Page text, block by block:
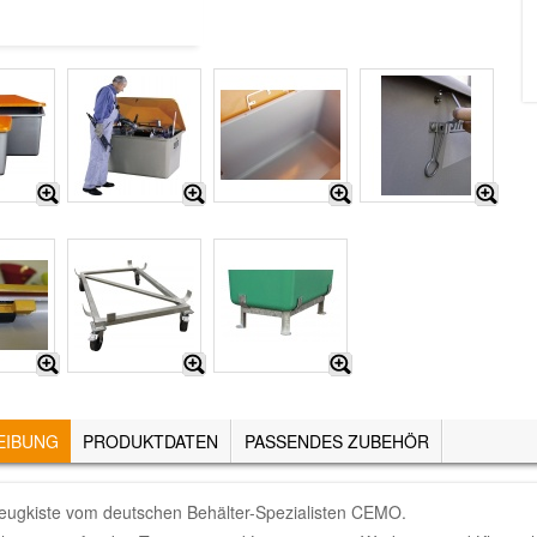
(AKTIVER
REITER)
PRODUKTDATEN PASSENDES ZUBEHÖR
vom deutschen Behälter-Spezialisten CEMO.